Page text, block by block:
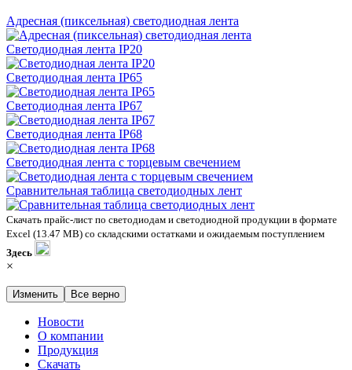
Адресная (пиксельная) светодиодная лента
Светодиодная лента IP20
Светодиодная лента IP65
Светодиодная лента IP67
Светодиодная лента IP68
Светодиодная лента с торцевым свечением
Сравнительная таблица светодиодных лент
Скачать прайс-лист по светодиодам и светодиодной продукции в формате
Excel (13.47 MB) со складскими остатками и ожидаемым поступлением
Здесь
×
Изменить Все верно
Новости
О компании
Продукция
Скачать